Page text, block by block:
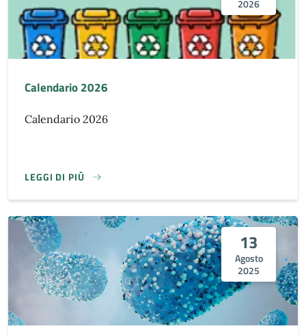
2026
Calendario 2026
Calendario 2026
LEGGI DI PIÙ
13
Agosto
2025